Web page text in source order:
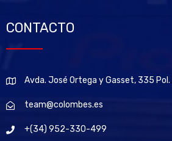
CONTACTO
Avda. José Ortega y Gasset, 335 Pol.
team@colombes.es
+(34) 952-330-499